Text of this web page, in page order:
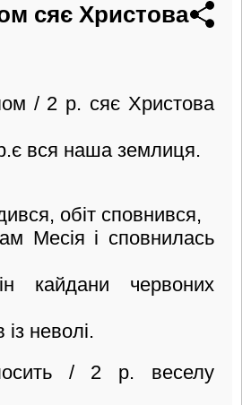
сяє Христова
/ 2 р. сяє Христова
вся наша землиця.
обіт сповнився,
Месія і сповнилась
кайдани червоних
із неволі.
/ 2 р. веселу